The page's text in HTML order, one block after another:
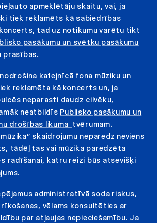
apmeklētāju skaitu, vai, ja
tiek reklamēts kā sabiedrības
tad uz notikumu varētu tikt
pasākumu un svētku pasākumu
prasības.
kafejnīcā fona mūziku un
reklamēta kā koncerts un, ja
neparasti daudz cilvēku,
neatbildīs Publisko pasākumu un
drošības likuma tvērumam.
skaidrojumu neparedz neviens
tādēļ tas vai mūzika paredzēta
radīšanai, katru reizi būs atsevišķi
administratīvā soda riskus,
vēlams konsultēties ar
par atļaujas nepieciešamību. Ja